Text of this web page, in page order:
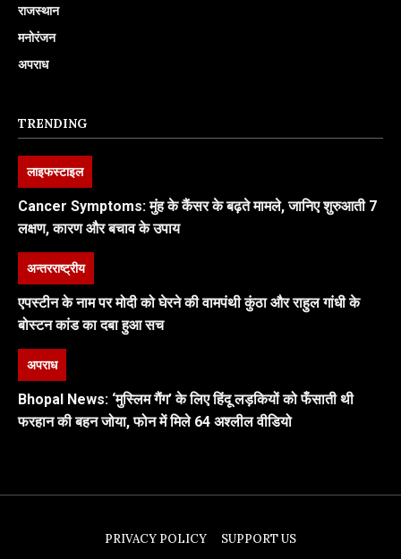
राजस्थान
मनोरंजन
अपराध
TRENDING
लाइफस्टाइल
Cancer Symptoms: मुंह के कैंसर के बढ़ते मामले, जानिए शुरुआती 7
लक्षण, कारण और बचाव के उपाय
अन्तरराष्ट्रीय
एपस्टीन के नाम पर मोदी को घेरने की वामपंथी कुंठा और राहुल गांधी के
बोस्टन कांड का दबा हुआ सच
अपराध
Bhopal News: ‘मुस्लिम गैंग’ के लिए हिंदू लड़कियों को फँसाती थी
फरहान की बहन जोया, फोन में मिले 64 अश्लील वीडियो
PRIVACY POLICY SUPPORT US